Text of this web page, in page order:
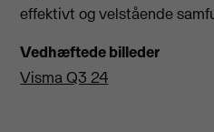
effektivt og velstående
Vedhæftede billeder
Visma Q3 24